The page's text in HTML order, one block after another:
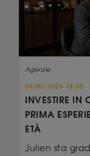
Agenzie
06/05/2026 18:30
INVESTIRE IN
PRIMA
ETÀ
Julien sta